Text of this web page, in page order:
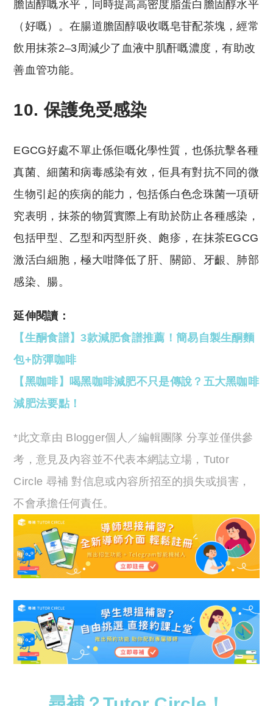
膽固醇嘅水平，同時提高高密度脂蛋白膽固醇水平
（好嘅）。在腸道膽固醇吸收嘅皂苷配茶塊，經常
飲用抹茶2–3周減少了血液中肌酐嘅濃度，有助改
善血管功能。
10. 保護免受感染
EGCG好處不單止係佢嘅化學性質，也係抗擊各種
真菌、細菌和病毒感染有效，佢具有對抗不同的微
生物引起的疾病的能力，包括係白色念珠菌一項研
究表明，抹茶的物質實際上有助於防止各種感染，
包括甲型、乙型和丙型肝炎、皰疹，在抹茶EGCG
激活白細胞，極大咁降低了肝、關節、牙齦、肺部
感染、腸。
延伸閱讀：
【生酮食譜】3款減肥食譜推薦！簡易自製生酮麵
包+防彈咖啡
【黑咖啡】喝黑咖啡減肥不只是傳說？五大黑咖啡
減肥法要點！
*此文章由 Blogger個人／編輯團隊 分享並僅供參
考，意見及內容並不代表本網誌立場，Tutor
Circle 尋補 對信息或內容所招至的損失或損害，
不會承擔任何責任。